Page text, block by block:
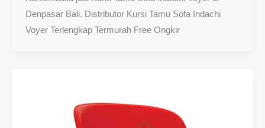
Denpasar Bali. Distributor Kursi Tamu Sofa Indachi
Voyer Terlengkap Termurah Free Ongkir